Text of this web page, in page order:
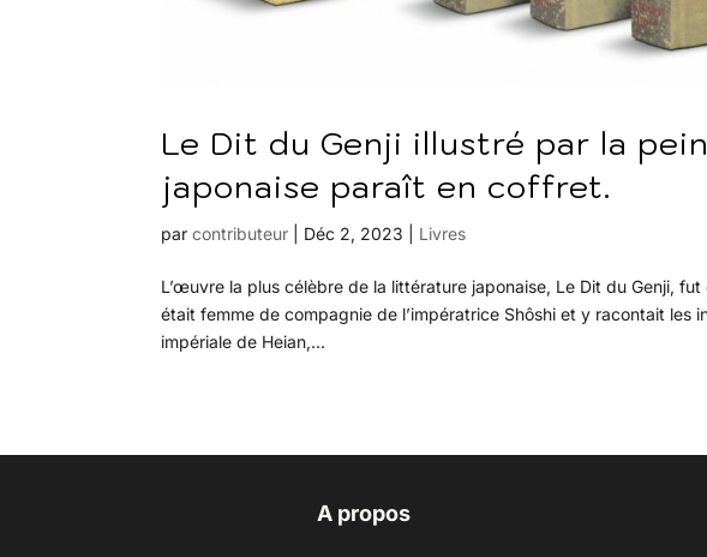
Le Dit du Genji illustré par la
japonaise paraît en coffret.
parcontributeur Déc 2, 2023 Livres
L’œuvre la plus célèbre de la littérature japonaise, Le Dit du Genji,
était femme de compagnie de l’impératrice Shôshi et y racontait les
impériale de Heian,...
A propos